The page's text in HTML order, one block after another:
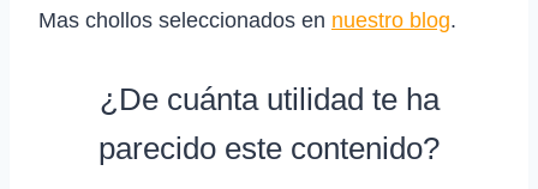
Mas chollos seleccionados en nuestro blog.
¿De cuánta utilidad te ha
parecido este contenido?